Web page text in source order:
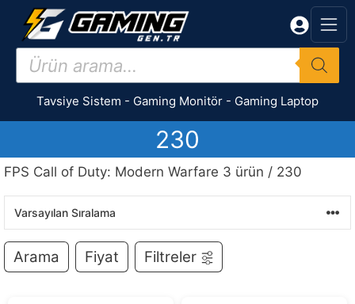
İçeriğe
Products
search
Tavsiye Sistem - Gaming Monitör - Gaming Laptop
230
FPS Call of Duty: Modern Warfare 3 ürün / 230
Arama Fiyat Filtreler